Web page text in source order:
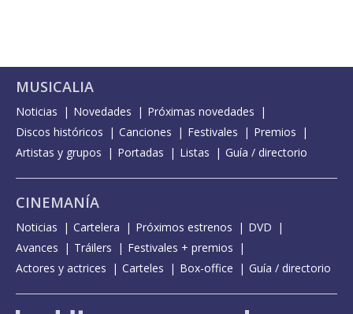
MUSICALIA
Noticias Novedades
Próximas novedades
Discos históricos
Canciones Festivales
Premios
Artistas y grupos
Portadas Listas Guía / directorio
CINEMANÍA
Noticias Cartelera Próximos estrenos
DVD
Avances
Tráilers
Festivales + premios
Actores y actrices
Carteles Box-office Guía / directorio